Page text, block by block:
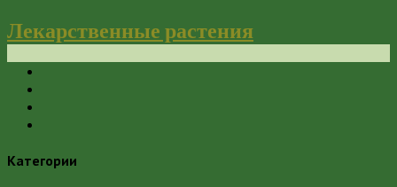
Лекарственные растения
Категории